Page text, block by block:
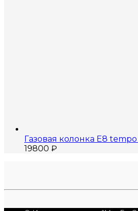
Газовая колонка E8
19800 ₽